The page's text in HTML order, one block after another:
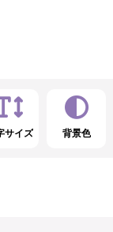
サイズ 背景色